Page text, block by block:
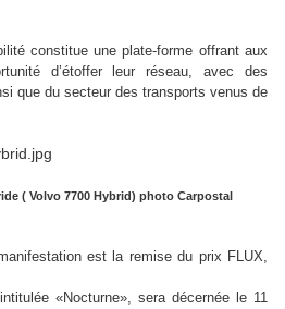
constitue une plate-forme offrant aux
d’étoffer leur réseau, avec des
que du secteur des transports venus de
( Volvo 7700 Hybrid) photo Carpostal
est la remise du prix FLUX,
«Nocturne», sera décernée le 11